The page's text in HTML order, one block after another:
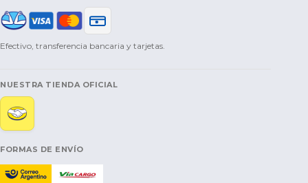
Efectivo, transferencia bancaria y tarjetas.
NUESTRA TIENDA OFICIAL
FORMAS DE ENVÍO